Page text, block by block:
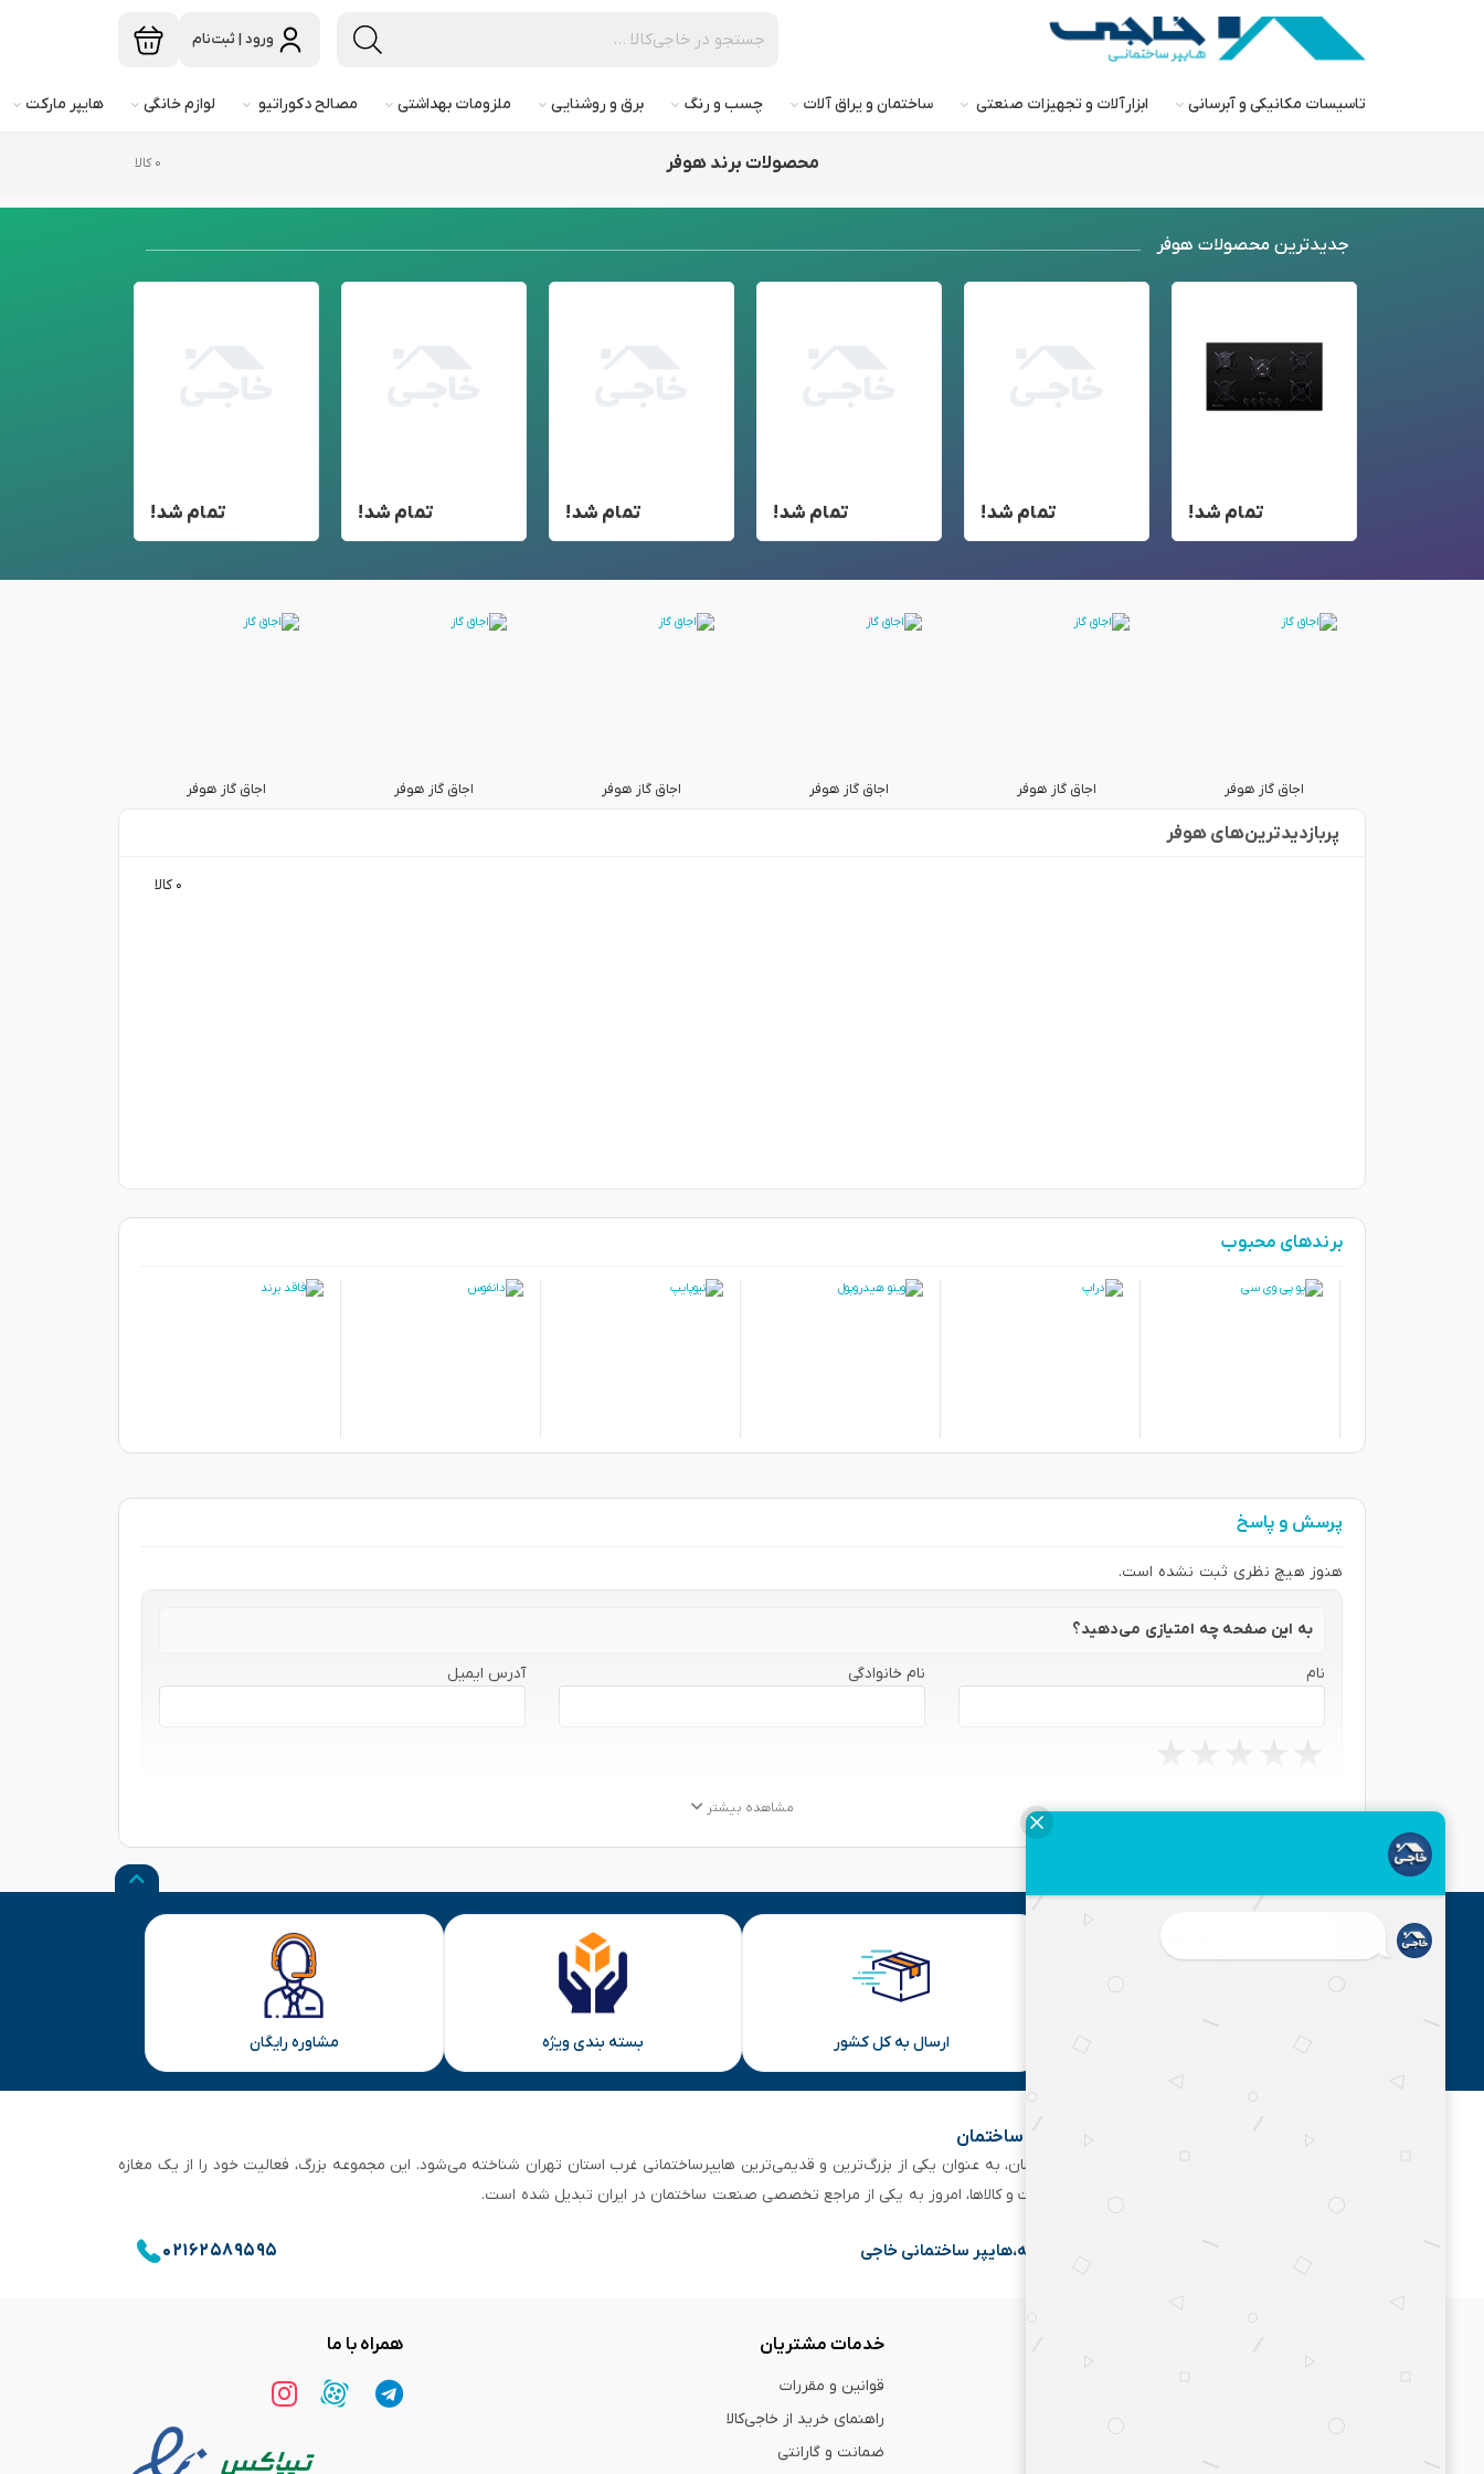
ورود | ثبت‌نام
تاسیسات مکانیکی و آبرسانی ابزارآلات و تجهیزات صنعتی ساختمان و یراق آلات چسب و رنگ برق و روشنایی ملزومات بهداشتی مصالح دکوراتیو لوازم خانگی هایپر مارکت
محصولات برند هوفر ۰ کالا
جدید‌ترین محصولات هوفر
تمام شد! تمام شد! تمام شد! تمام شد! تمام شد! تمام شد!
اجاق گاز هوفر اجاق گاز هوفر اجاق گاز هوفر اجاق گاز هوفر اجاق گاز هوفر اجاق گاز هوفر
پربازدید‌ترین‌های هوفر
۰ کالا
برندهای محبوب
پرسش و پاسخ
هنوز هیچ نظری ثبت نشده است.
به این صفحه چه امتیازی می‌دهید؟
نام نام خانوادگی آدرس ایمیل
★★
★ ★
★
★ ★
★
★
★ ★
★
★
★
★
مشاهده بیشتر
ارسال به کل کشور بسته بندی ویژه مشاوره رایگان
هایپر ساختمانی خاجی‌ کالا | قیمت و خرید لوازم ساختمان
هایپر ساختمانی خاجی‌ با بیش از ۵۰ سال سابقه‌ درخشان، به عنوان یکی از بزرگ‌ترین و قدیمی‌ترین هایپرساختمانی‌ غرب استان تهران شناخته می‌شود. این مجموعه بزرگ، فعالیت خود را از یک مغازه
ابزارفروشی کوچک آغاز کرد و با گسترش تدریجی خدمات و کالاها، امروز به یکی از مراجع تخصصی صنعت ساختمان در ایران تبدیل شده است.
آدرس:جاده شهریار به ملارد،بعد از شهرک جعفریه،هایپر ساختمانی خاجی ۰۲۱۶۲۵۸۹۵۹۵
تماس با خاجی کالا
خدمات مشتریان
قوانین و مقررات
راهنمای خرید از خاجی‌کالا
ضمانت و گارانتی
همراه با ما